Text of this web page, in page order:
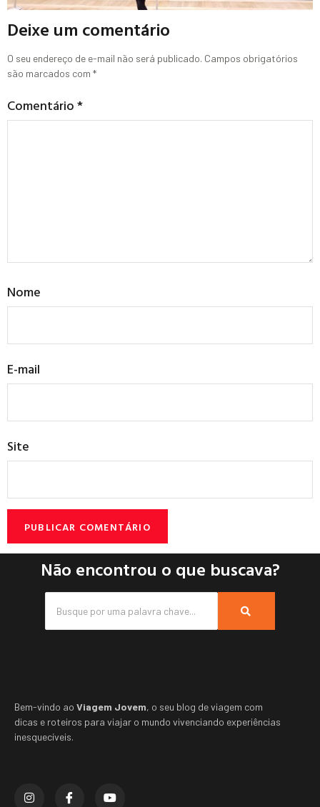
Deixe um comentário
O seu endereço de e-mail não será publicado. Campos obrigatórios
são marcados com *
Comentário*
Nome
E-mail
Site
Não encontrou o que buscava?
Bem-vindo ao Viagem Jovem, o seu blog de viagem com
dicas e roteiros para viajar o mundo vivenciando experiências
inesquecíveis.